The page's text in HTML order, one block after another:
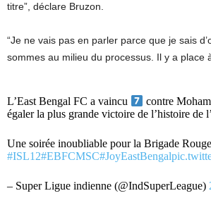
titre”, déclare Bruzon.
“Je ne vais pas en parler parce que je sais
sommes au milieu du processus. Il y a place
L’East Bengal FC a vaincu
contre
égaler la plus grande victoire de l’histoire de
Une soirée inoubliable pour la Brigade
#ISL12#EBFCMSC#JoyEastBengal
– Super Ligue indienne (@IndSuperLeague)